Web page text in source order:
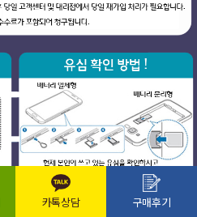
카톡상담 구매후기